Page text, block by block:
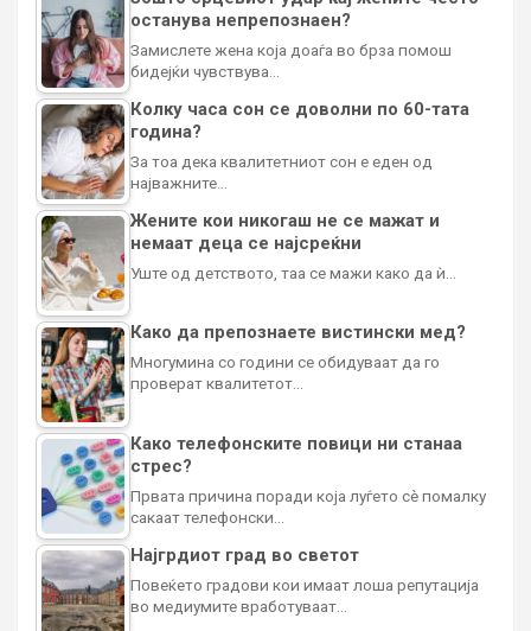
останува непрепознаен?
Замислете жена која доаѓа во брза помош
бидејќи чувствува…
Колку часа сон се доволни по 60-тата
година?
За тоа дека квалитетниот сон е еден од
најважните…
Жените кои никогаш не се мажат и
немаат деца се најсреќни
Уште од детството, таа се мажи како да ѝ…
Како да препознаете вистински мед?
Многумина со години се обидуваат да го
проверат квалитетот…
Како телефонските повици ни станаа
стрес?
Првата причина поради која луѓето сè помалку
сакаат телефонски…
Најгрдиот град во светот
Повеќето градови кои имаат лоша репутација
во медиумите вработуваат…